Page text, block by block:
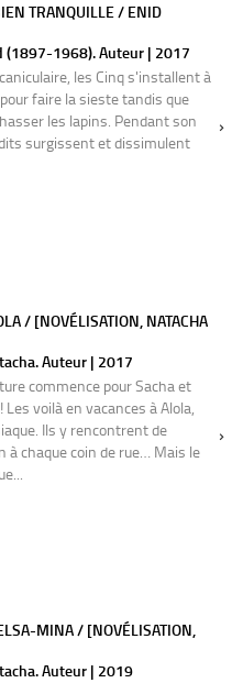
TRANQUILLE / ENID
(1897-1968). Auteur | 2017
les Cinq s'installent à
faire la sieste tandis que
les lapins. Pendant son
surgissent et dissimulent
/ [NOVÉLISATION, NATACHA
Auteur | 2017
commence pour Sacha et
voilà en vacances à Alola,
Ils y rencontrent de
à chaque coin de rue… Mais le
MINA / [NOVÉLISATION,
Auteur | 2019